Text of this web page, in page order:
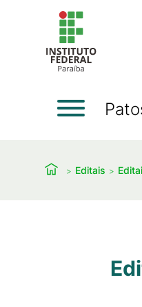
Editais